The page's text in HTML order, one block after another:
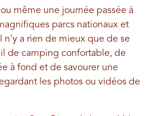
même une journée passée à
parcs nationaux et
n'y a rien de mieux que de se
de camping confortable, de
à fond et de savourer une
les photos ou vidéos de